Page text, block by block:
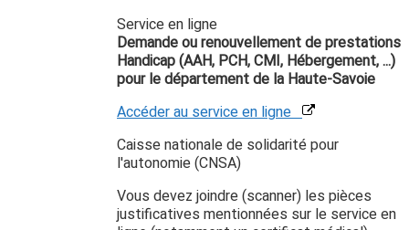
Service en ligne
Demande ou renouvellement de prestations
Handicap (AAH, PCH, CMI, Hébergement, ...)
pour le département de la Haute-Savoie
Accéder au service en ligne
Caisse nationale de solidarité pour
l'autonomie (CNSA)
Vous devez joindre (scanner) les pièces
justificatives mentionnées sur le service en